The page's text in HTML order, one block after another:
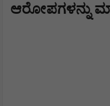
ಆರೋಪಗಳನ್ನು